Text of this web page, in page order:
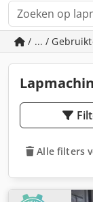
/ ... /
Alle filters